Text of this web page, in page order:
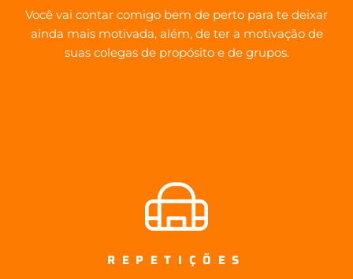
Você vai contar comigo bem de perto para te deixar
ainda mais motivada, além, de ter a motivação de
suas colegas de propósito e de grupos.
REPETIÇÕES